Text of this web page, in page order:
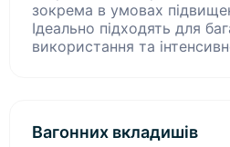
зокрема в умовах
Ідеально підходять для
використання та
Вагонних вкладишів